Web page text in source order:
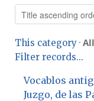
This category ·
Filter records...
Vocablos
Juzgo, de las